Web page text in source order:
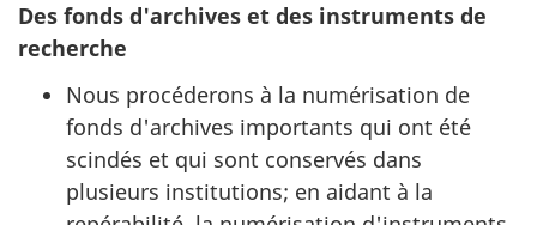
Des fonds d'archives et des instruments de
recherche
Nous procéderons à la numérisation de
fonds d'archives importants qui ont été
scindés et qui sont conservés dans
plusieurs institutions; en aidant à la